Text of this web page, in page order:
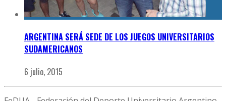
ARGENTINA SERÁ SEDE DE LOS JUEGOS UNIVERSITARIOS
SUDAMERICANOS
6 julio, 2015